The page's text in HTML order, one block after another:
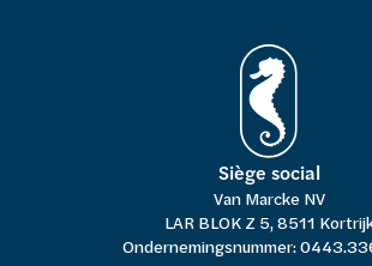
Siège social
Van Marcke NV
LAR BLOK Z 5, 8511
Ondernemingsnummer: